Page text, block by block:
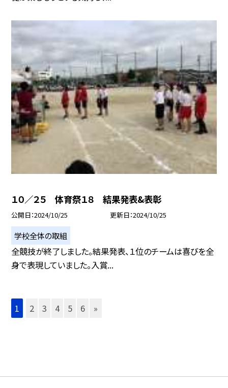
１０／２５ 体育祭１８ 結果発表&表彰
公開日 2024/10/25 更新日 2024/10/25
学校全体の取組
全競技が終了しました。結果発表、１位のチームは喜びを全
身で表現していました。入賞...
1 2 3 4 5 6 »